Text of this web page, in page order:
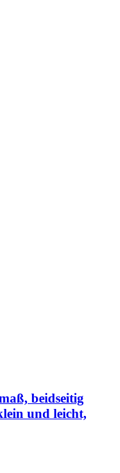
beidseitig
und leicht,